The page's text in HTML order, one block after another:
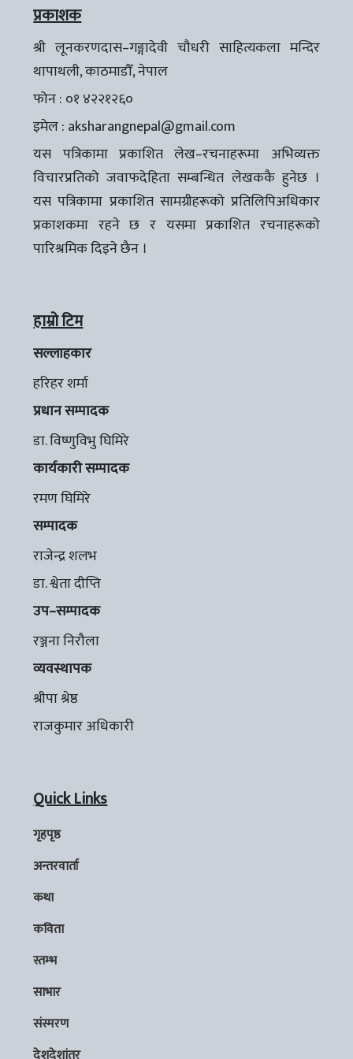
प्रकाशक
श्री लूनकरणदास–गङ्गादेवी चौधरी साहित्यकला मन्दिर
थापाथली, काठमाडौँ, नेपाल
फोन : ०१ ४२२१२६०
इमेल : aksharangnepal@gmail.com
यस पत्रिकामा प्रकाशित लेख–रचनाहरूमा अभिव्यक्त
विचारप्रतिको जवाफदेहिता सम्बन्धित लेखककै हुनेछ ।
यस पत्रिकामा प्रकाशित सामग्रीहरूको प्रतिलिपिअधिकार
प्रकाशकमा रहने छ र यसमा प्रकाशित रचनाहरूको
पारिश्रमिक दिइने छैन ।
हाम्रो टिम
सल्लाहकार
हरिहर शर्मा
प्रधान सम्पादक
डा. विष्णुविभु घिमिरे
कार्यकारी सम्पादक
रमण घिमिरे
सम्पादक
राजेन्द्र शलभ
डा. श्वेता दीप्ति
उप–सम्पादक
रञ्जना निरौला
व्यवस्थापक
श्रीपा श्रेष्ठ
राजकुमार अधिकारी
Quick Links
गृहपृष्ठ
अन्तरवार्ता
कथा
कविता
स्तम्भ
साभार
संस्मरण